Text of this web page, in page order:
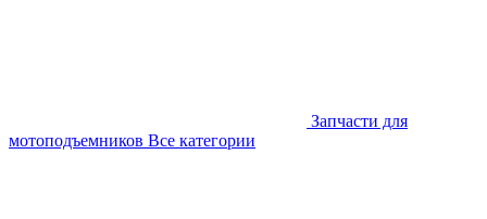
Запчасти для
мотоподъемников Все категории